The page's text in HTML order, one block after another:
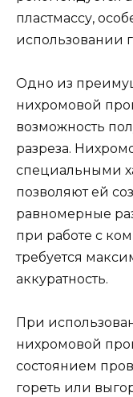
пластмассу,
использовании
Одно из
нихромовой
возможность
разреза.
специальными
позволяют ей
равномерные
при работе с
требуется
аккуратность.
При
нихромовой
состоянием
гореть или